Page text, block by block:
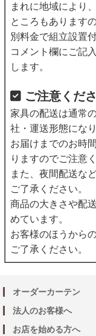
まれに地域により
ところもあります
別料金で組立設置
コメント欄にご記
します。
ご注意くだ
家具の配送は通常
社・運送形態になり
お届けまでのお時
りますのでご注意
また、夜間配送な
ご了承ください。
商品の大きさや配
めています。
お客様のほうから
ご了承ください。
オーダーカーテン
法人のお客様へ
お店を始める方へ